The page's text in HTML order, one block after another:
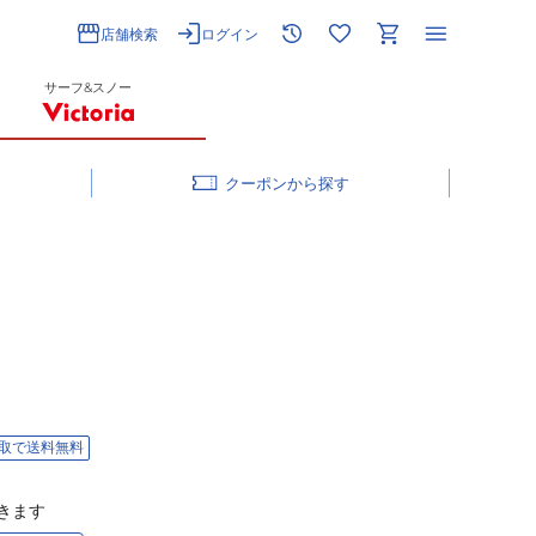
店舗検索 ログイン
サーフ&スノー
クーポン
で送料無料
ます